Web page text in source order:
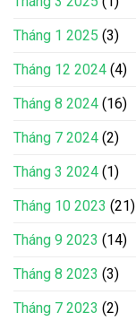
Tháng 1 2025 (3)
Tháng 12 2024 (4)
Tháng 8 2024 (16)
Tháng 7 2024 (2)
Tháng 3 2024 (1)
Tháng 10 2023 (21)
Tháng 9 2023 (14)
Tháng 8 2023 (3)
Tháng 7 2023 (2)